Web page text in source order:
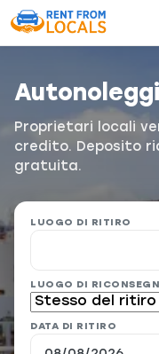
Proprietari locali
credito. Deposito
gratuita.
LUOGO DI RITIRO
LUOGO DI
DATA DI RITIRO